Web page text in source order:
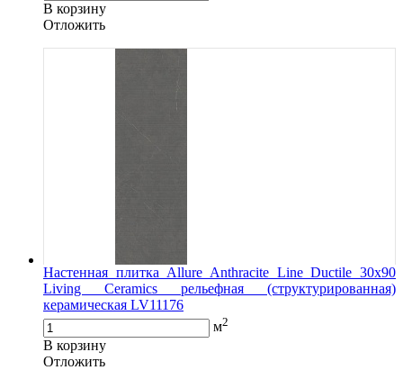
В корзину
Oтложить
Настенная плитка Allure Anthracite Line Ductile 30x90
Living Ceramics рельефная (структурированная)
керамическая LV11176
м2
В корзину
Oтложить